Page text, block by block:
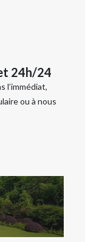
24h/24
l’immédiat,
ou à nous